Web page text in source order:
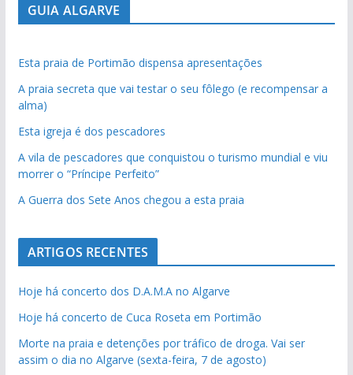
GUIA ALGARVE
Esta praia de Portimão dispensa apresentações
A praia secreta que vai testar o seu fôlego (e recompensar a
alma)
Esta igreja é dos pescadores
A vila de pescadores que conquistou o turismo mundial e viu
morrer o “Príncipe Perfeito”
A Guerra dos Sete Anos chegou a esta praia
ARTIGOS RECENTES
Hoje há concerto dos D.A.M.A no Algarve
Hoje há concerto de Cuca Roseta em Portimão
Morte na praia e detenções por tráfico de droga. Vai ser
assim o dia no Algarve (sexta-feira, 7 de agosto)